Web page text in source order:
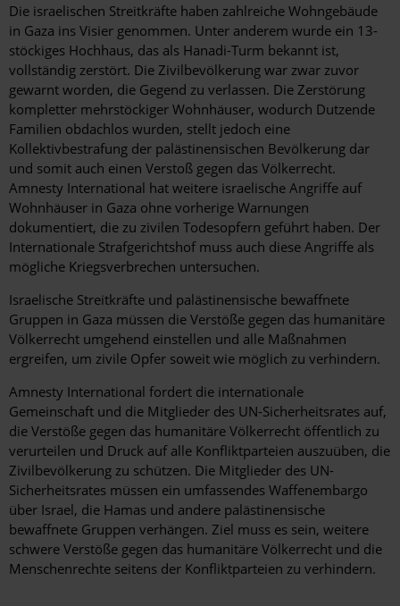
Die israelischen Streitkräfte haben zahlreiche Wohngebäude
in Gaza ins Visier genommen. Unter anderem wurde ein 13-
stöckiges Hochhaus, das als Hanadi-Turm bekannt ist,
vollständig zerstört. Die Zivilbevölkerung war zwar zuvor
gewarnt worden, die Gegend zu verlassen. Die Zerstörung
kompletter mehrstöckiger Wohnhäuser, wodurch Dutzende
Familien obdachlos wurden, stellt jedoch eine
Kollektivbestrafung der palästinensischen Bevölkerung dar
und somit auch einen Verstoß gegen das Völkerrecht.
Amnesty International hat weitere israelische Angriffe auf
Wohnhäuser in Gaza ohne vorherige Warnungen
dokumentiert, die zu zivilen Todesopfern geführt haben. Der
Internationale Strafgerichtshof muss auch diese Angriffe als
mögliche Kriegsverbrechen untersuchen.
Israelische Streitkräfte und palästinensische bewaffnete
Gruppen in Gaza müssen die Verstöße gegen das humanitäre
Völkerrecht umgehend einstellen und alle Maßnahmen
ergreifen, um zivile Opfer soweit wie möglich zu verhindern.
Amnesty International fordert die internationale
Gemeinschaft und die Mitglieder des UN-Sicherheitsrates auf,
die Verstöße gegen das humanitäre Völkerrecht öffentlich zu
verurteilen und Druck auf alle Konfliktparteien auszuüben, die
Zivilbevölkerung zu schützen. Die Mitglieder des UN-
Sicherheitsrates müssen ein umfassendes Waffenembargo
über Israel, die Hamas und andere palästinensische
bewaffnete Gruppen verhängen. Ziel muss es sein, weitere
schwere Verstöße gegen das humanitäre Völkerrecht und die
Menschenrechte seitens der Konfliktparteien zu verhindern.